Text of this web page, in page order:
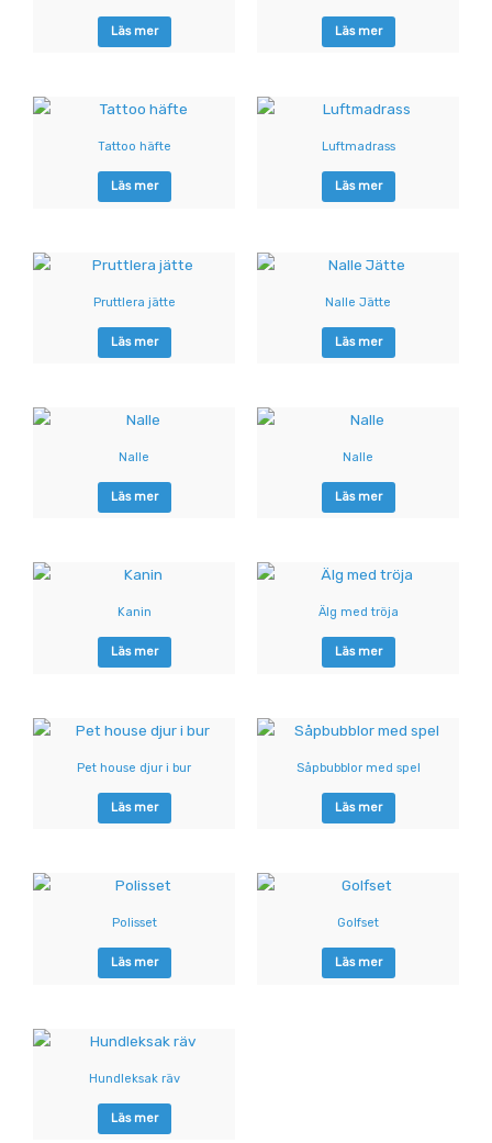
Läs mer Läs mer
Tattoo häfte
Läs mer
Luftmadrass
Läs mer
Pruttlera jätte
Läs mer
Nalle Jätte
Läs mer
Nalle
Läs mer
Nalle
Läs mer
Kanin
Läs mer
Älg med tröja
Läs mer
Pet house djur i bur
Läs mer
Såpbubblor med spel
Läs mer
Polisset
Läs mer
Golfset
Läs mer
Hundleksak räv
Läs mer